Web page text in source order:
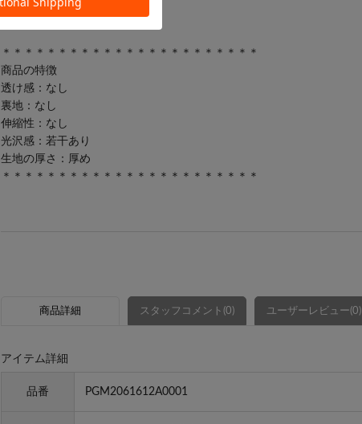
＊＊＊＊＊＊＊＊＊＊＊＊＊＊＊＊＊＊＊＊＊＊＊
商品の特徴
透け感：なし
裏地：なし
伸縮性：なし
光沢感：若干あり
生地の厚さ：厚め
＊＊＊＊＊＊＊＊＊＊＊＊＊＊＊＊＊＊＊＊＊＊＊
商品詳細 スタッフコメント(0) ユーザーレビュー(0)
アイテム詳細
品番 PGM2061612A0001